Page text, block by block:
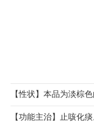
【性状】本品为淡棕
【功能主治】止咳化